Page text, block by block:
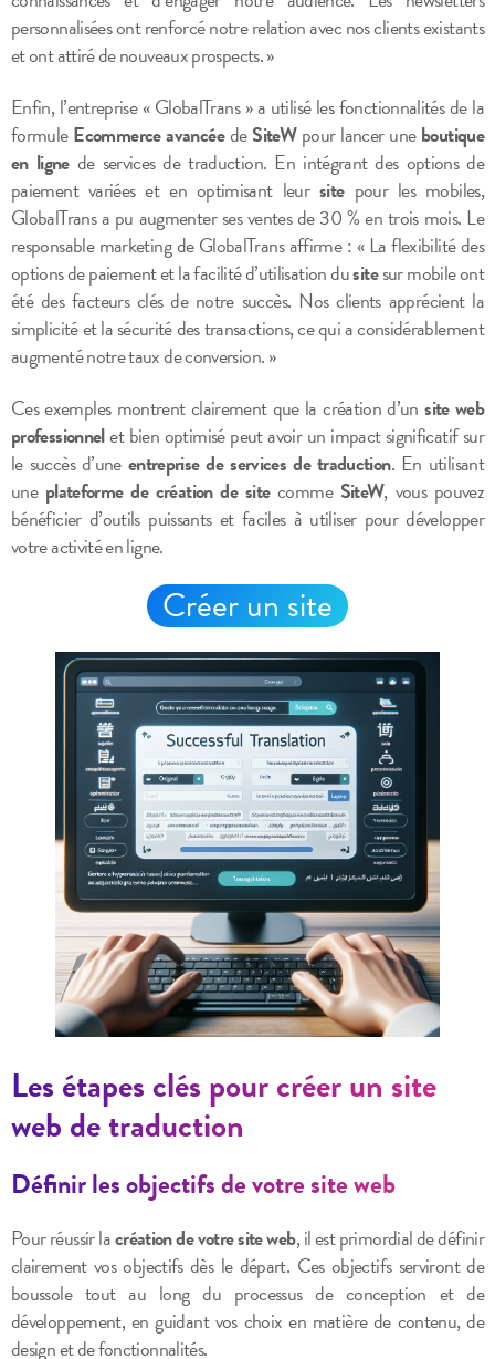
personnalisées ont renforcé notre relation avec nos clients existants
et ont attiré de nouveaux prospects. »
Enfin, l’entreprise « GlobalTrans » a utilisé les fonctionnalités de la
formuleEcommerce avancéedeSiteWpour lancer uneboutique
en lignede services de traduction. En intégrant des options de
paiement variées et en optimisant leursitepour les mobiles,
GlobalTrans a pu augmenter ses ventes de 30 % en trois mois. Le
responsable marketing de GlobalTrans affirme : « La flexibilité des
options de paiement et la facilité d’utilisation dusitesur mobile ont
été des facteurs clés de notre succès. Nos clients apprécient la
simplicité et la sécurité des transactions, ce qui a considérablement
augmenté notre taux de conversion. »
Ces exemples montrent clairement que la création d’unsite web
professionnelet bien optimisé peut avoir un impact significatif sur
le succès d’une entreprise de services de traduction. En utilisant
une plateforme de création de sitecomme SiteW, vous pouvez
bénéficier d’outils puissants et faciles à utiliser pour développer
votre activité en ligne.
Créer un site
Les étapes clés pour créer un site
web de traduction
Définir les objectifs de votre site web
Pour réussir lacréation de votre site web, il est primordial de définir
clairement vos objectifs dès le départ. Ces objectifs serviront de
boussole tout au long du processus de conception et de
développement, en guidant vos choix en matière de contenu, de
design et de fonctionnalités.